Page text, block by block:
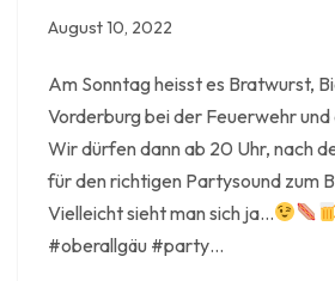
August 10, 2022
Am Sonntag heisst es Bratwurst,
Vorderburg bei der Feuerwehr
Wir dürfen dann ab 20 Uhr, nach
für den richtigen Partysound zum
Vielleicht sieht man sich ja…
#oberallgäu #party…